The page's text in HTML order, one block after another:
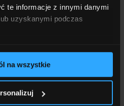
te informacje z innymi danymi
uzyskanymi podczas
na wszystkie